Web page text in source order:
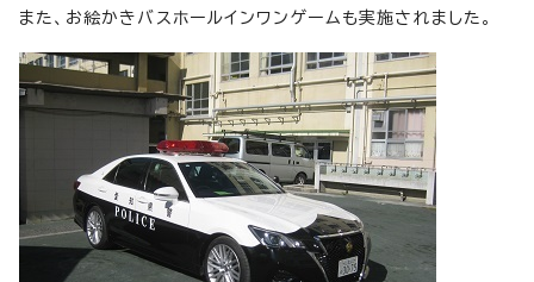
また、お絵かきバスホールインワンゲームも実施されました。